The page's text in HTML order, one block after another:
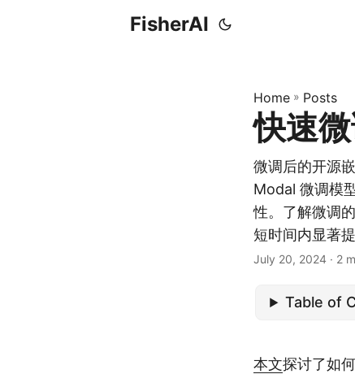
FisherAI
Home » Posts
快速
微调后的开源
Modal 微调模
性。了解微调
短时间内显著提
July 20, 2024 · 2
Table of
本文探讨了如